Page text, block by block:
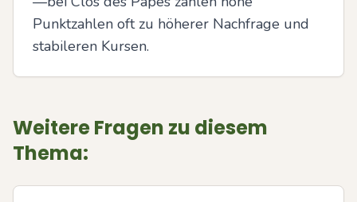
Punktzahlen oft zu höherer Nachfrage und
stabileren Kursen.
Weitere Fragen zu diesem
Thema: